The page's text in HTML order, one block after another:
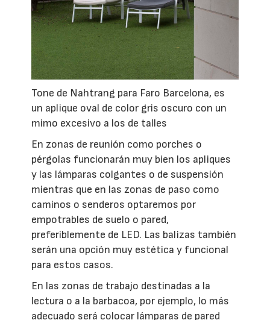
Tone de Nahtrang para Faro Barcelona, es
un aplique oval de color gris oscuro con un
mimo excesivo a los de talles
En zonas de reunión como porches o
pérgolas funcionarán muy bien los apliques
y las lámparas colgantes o de suspensión
mientras que en las zonas de paso como
caminos o senderos optaremos por
empotrables de suelo o pared,
preferiblemente de LED. Las balizas también
serán una opción muy estética y funcional
para estos casos.
En las zonas de trabajo destinadas a la
lectura o a la barbacoa, por ejemplo, lo más
adecuado será colocar lámparas de pared